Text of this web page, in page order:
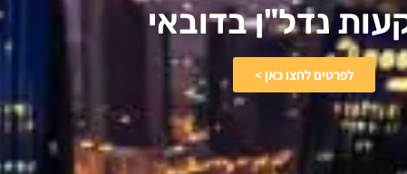
נדל"ן בדובאי​
לפרטים לחצו כאן >